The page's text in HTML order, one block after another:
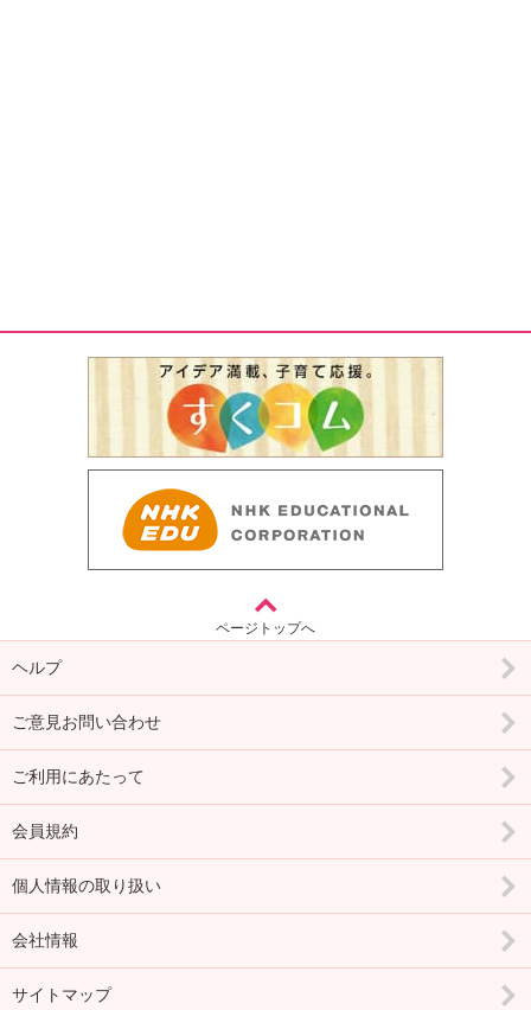
ページトップへ
ヘルプ
ご意見お問い合わせ
ご利用にあたって
会員規約
個人情報の取り扱い
会社情報
サイトマップ